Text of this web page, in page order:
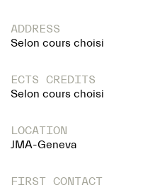
ADDRESS
Selon cours choisi
ECTS CREDITS
Selon cours choisi
LOCATION
JMA-Geneva
FIRST CONTACT